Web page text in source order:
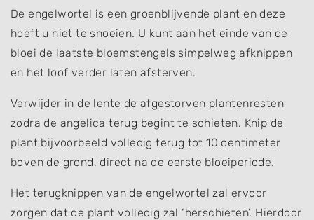
De engelwortel is een groenblijvende plant en deze
hoeft u niet te snoeien. U kunt aan het einde van de
bloei de laatste bloemstengels simpelweg afknippen
en het loof verder laten afsterven.
Verwijder in de lente de afgestorven plantenresten
zodra de angelica terug begint te schieten. Knip de
plant bijvoorbeeld volledig terug tot 10 centimeter
boven de grond, direct na de eerste bloeiperiode.
Het terugknippen van de engelwortel zal ervoor
zorgen dat de plant volledig zal ‘herschieten’. Hierdoor